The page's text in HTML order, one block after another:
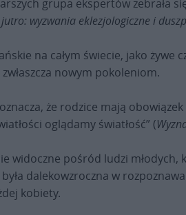
grupa ekspertów zebrała
wyzwania eklezjologiczne i
na całym świecie, jako żywe
nowym pokoleniom.
że rodzice mają
oglądamy światłość” (
widoczne pośród ludzi
dalekowzroczna w
kobiety.